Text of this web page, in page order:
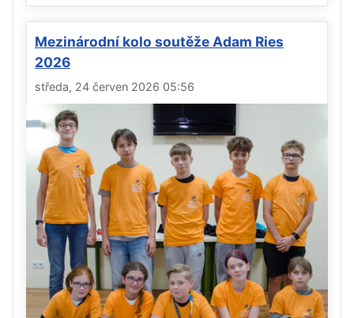
Mezinárodní kolo soutěže Adam Ries
2026
středa, 24 červen 2026 05:56